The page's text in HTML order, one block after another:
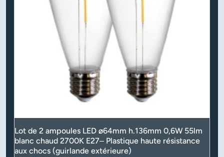
Lot de 2 ampoules LED ø64mm h.136mm 0,6W 55lm
blanc chaud 2700K E27– Plastique haute résistance
aux chocs (guirlande extérieure)